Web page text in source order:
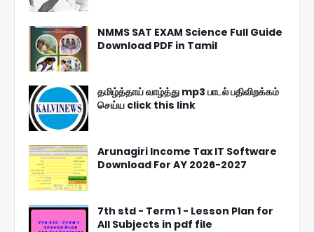
NMMS SAT EXAM Science Full Guide
Download PDF in Tamil
தமிழ்த்தாய் வாழ்த்து mp3 பாடல் பதிவிறக்கம்
செய்ய click this link
Arunagiri Income Tax IT Software
Download For AY 2026-2027
7th std - Term 1 - Lesson Plan for
All Subjects in pdf file